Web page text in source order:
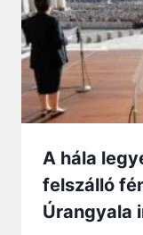
A hála
felszálló
Úrangyala